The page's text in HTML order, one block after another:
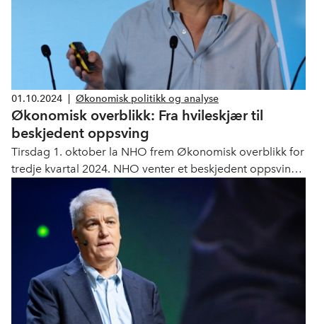
01.10.2024 Økonomisk politikk og analyse
Økonomisk overblikk: Fra hvileskjær til
beskjedent oppsving
Tirsdag 1. oktober la NHO frem Økonomisk overblikk for
tredje kvartal 2024. NHO venter et beskjedent oppsving i
norsk økonomi neste år.